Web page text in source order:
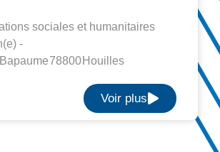
sociales et humanitaires
-
78800 Houilles
Voir plus